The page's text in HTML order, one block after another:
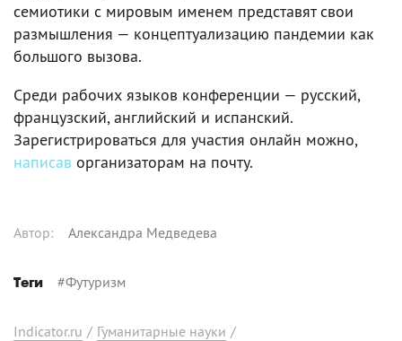
семиотики с мировым именем представят свои
размышления — концептуализацию пандемии как
большого вызова.
Среди рабочих языков конференции — русский,
французский, английский и испанский.
Зарегистрироваться для участия онлайн можно,
написав организаторам на почту.
Автор: Александра Медведева
Теги #Футуризм
Indicator.ru / Гуманитарные науки /